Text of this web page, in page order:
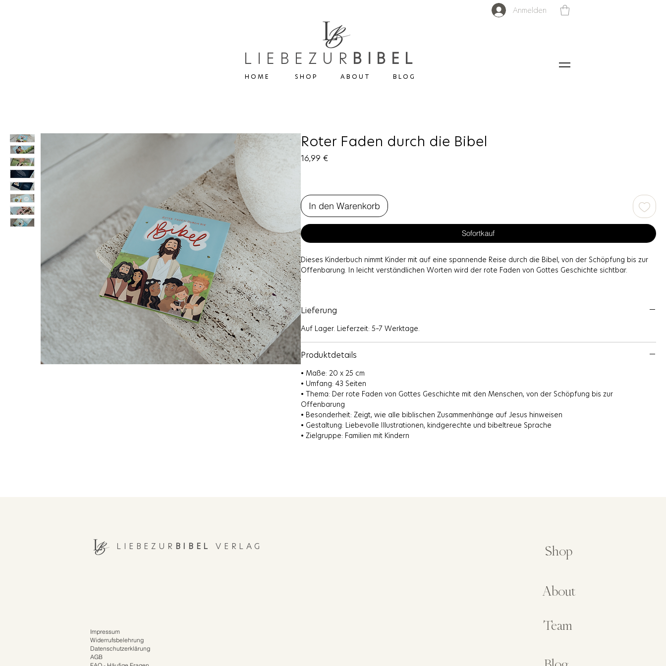
LIEBEZUR BIBEL
H O M E S H O P A B O U T B L O G
Anmelden
Roter Faden durch die Bibel
16,99 €Preis
In den Warenkorb
Sofortkauf
Dieses Kinderbuch nimmt Kinder mit auf eine spannende Reise durch die Bibel, von der Schöpfung bis zur
Offenbarung. In leicht verständlichen Worten wird der rote Faden von Gottes Geschichte sichtbar.
hinweist. Liebevolle Illustrationen begleiten die Kinder durch jedes Kapitel.
nahebringen möchten.
Lieferung
Auf Lager. Lieferzeit: 5–7 Werktage.
Produktdetails
• Maße: 20 x 25 cm
• Umfang: 43 Seiten
• Thema: Der rote Faden von Gottes Geschichte mit den Menschen, von der Schöpfung bis zur
Offenbarung
• Besonderheit: Zeigt, wie alle biblischen Zusammenhänge auf Jesus hinweisen
• Gestaltung: Liebevolle Illustrationen, kindgerechte und bibeltreue Sprache
• Zielgruppe: Familien mit Kindern
LIEBEZUR BIBEL VERLAG Shop
About
Team
Impressum
Widerrufsbelehrung
Datenschutzerklärung
AGB